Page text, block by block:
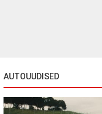
AUTOUUDISED